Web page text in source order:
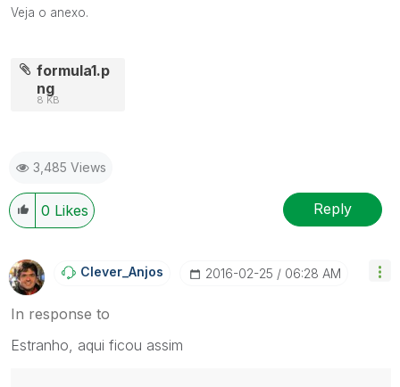
Veja o anexo.
formula1.p
ng
8 KB
3,485 Views
0 Likes Reply
Clever_Anjos ‎2016-02-25 06:28 AM
In response to
Estranho, aqui ficou assim